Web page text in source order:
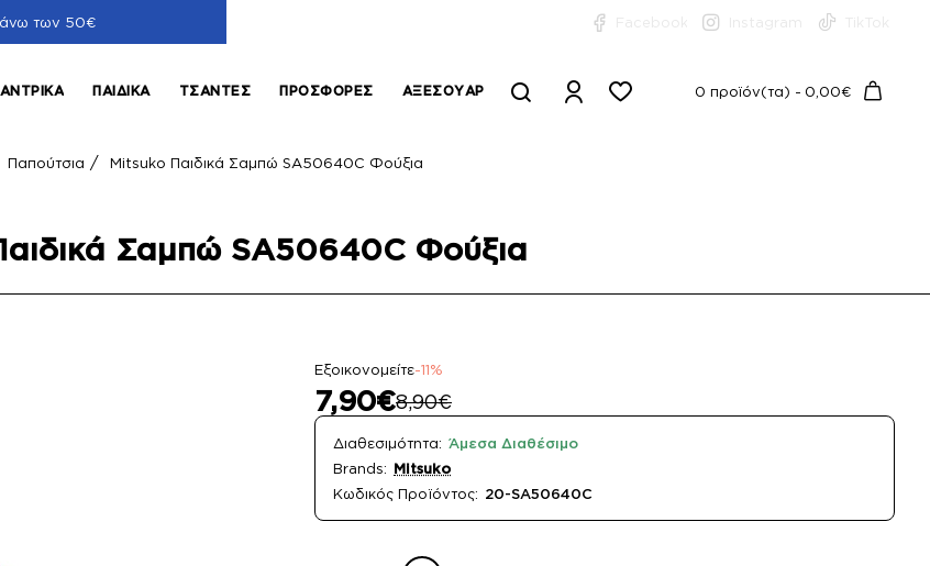
των 50€
ΑΝΤΡΙΚΆ ΠΑΙΔΙΚΆ ΤΣΆΝΤΕΣ ΠΡΟΣΦΟΡΈΣ ΑΞΕΣΟΥΆΡ 0 προϊόν(τα) - 0,00€
Σαμπώ SA50640C Φούξια
Παπούτσια Mitsuko Παιδικά Σαμπώ SA50640C Φούξια
Εξοικονομείτε-11%
7,90€8,90€
Διαθεσιμότητα: Άμεσα Διαθέσιμο
Brands: Mitsuko
Κωδικός Προϊόντος: 20-SA50640C